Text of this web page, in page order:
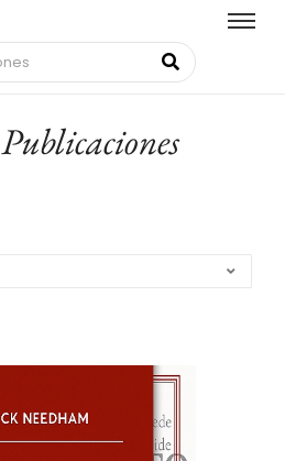
Publicaciones